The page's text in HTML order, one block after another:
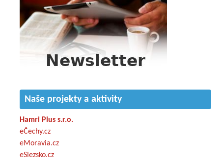
Naše projekty a aktivity
Hamri Plus s.r.o.
eČechy.cz
eMoravia.cz
eSlezsko.cz